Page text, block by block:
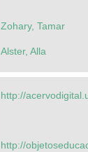
Zohary, Tamar
Alster, Alla
http://
http://